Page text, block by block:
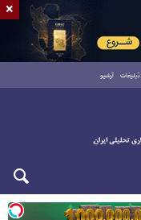
تبلیغات آرشیو
×